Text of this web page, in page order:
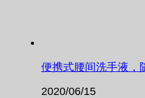
便携式腰间洗手液，
2020/06/15